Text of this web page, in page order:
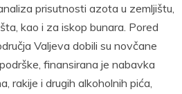
prisutnosti azota u zemljištu,
kao i za iskop bunara. Pored
Valjeva dobili su novčane
finansirana je nabavka
rakije i drugih alkoholnih pića,